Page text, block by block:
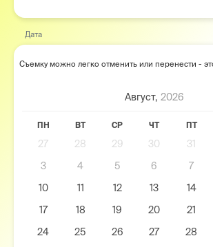
Дата
Съемку можно легко отменить или перенести -
Август, 2026
ПН ВТ СР ЧТ ПТ
27 28 29 30 31
3
4 5 6 7
10
11 12 13 14
17
18 19 20 21
24
25 26 27 28